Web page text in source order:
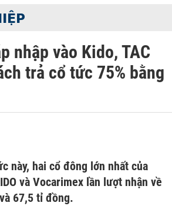
nhập vào Kido, TAC
trả cổ tức 75% bằng
này, hai cổ đông lớn nhất của
và Vocarimex lần lượt nhận về
67,5 tỉ đồng.